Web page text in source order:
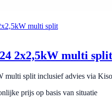
multi split
2x2,5kW multi split
split inclusief advies via
prijs op basis van situatie